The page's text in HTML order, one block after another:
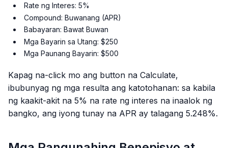
Rate ng Interes: 5%
Compound: Buwanang (APR)
Babayaran: Bawat Buwan
Mga Bayarin sa Utang: $250
Mga Paunang Bayarin: $500
Kapag na-click mo ang button na Calculate,
ibubunyag ng mga resulta ang katotohanan: sa kabila
ng kaakit-akit na 5% na rate ng interes na inaalok ng
bangko, ang iyong tunay na APR ay talagang 5.248%.